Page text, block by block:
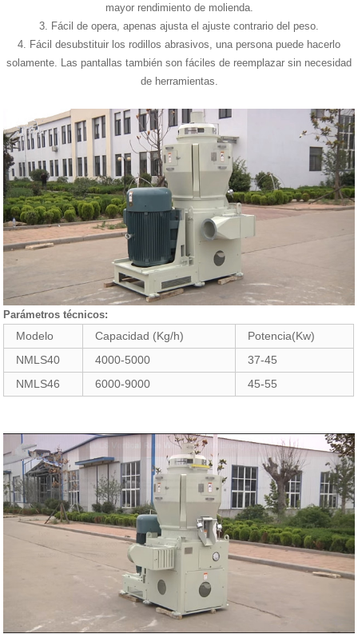
mayor rendimiento de molienda.
3. Fácil de opera, apenas ajusta el ajuste contrario del peso.
4. Fácil desubstituir los rodillos abrasivos, una persona puede hacerlo
solamente. Las pantallas también son fáciles de reemplazar sin necesidad
de herramientas.
Parámetros técnicos:
Modelo Capacidad (Kg/h)
Potencia(Kw)
NMLS40
4000-5000
37-45
NMLS46
6000-9000 45-55